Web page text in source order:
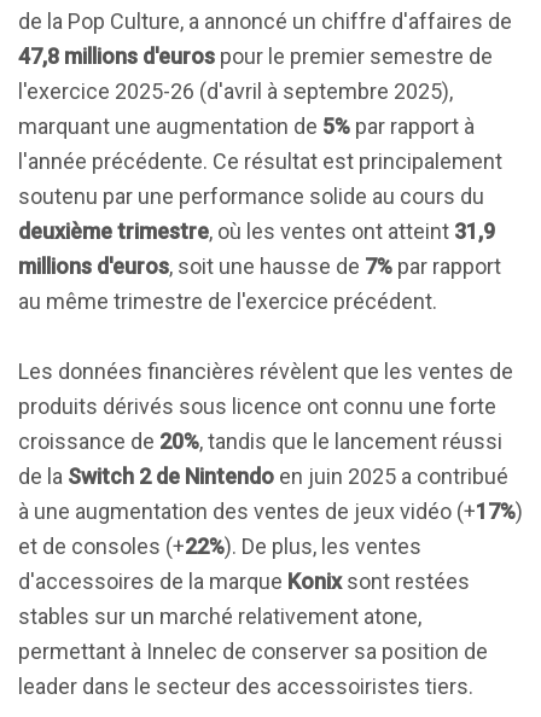
de la Pop Culture, a annoncé un chiffre d'affaires de
47,8 millions d'euros pour le premier semestre de
l'exercice 2025-26 (d'avril à septembre 2025),
marquant une augmentation de 5% par rapport à
l'année précédente. Ce résultat est principalement
soutenu par une performance solide au cours du
deuxième trimestre, où les ventes ont atteint 31,9
millions d'euros, soit une hausse de 7% par rapport
au même trimestre de l'exercice précédent.
Les données financières révèlent que les ventes de
produits dérivés sous licence ont connu une forte
croissance de 20%, tandis que le lancement réussi
de la Switch 2 de Nintendo en juin 2025 a contribué
à une augmentation des ventes de jeux vidéo (+17%)
et de consoles (+22%). De plus, les ventes
d'accessoires de la marque Konixsont restées
stables sur un marché relativement atone,
permettant à Innelec de conserver sa position de
leader dans le secteur des accessoiristes tiers.